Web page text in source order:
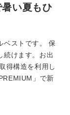
い夏もひ
ベストです。 保
続けます。お出
得構造を利用し
」で新